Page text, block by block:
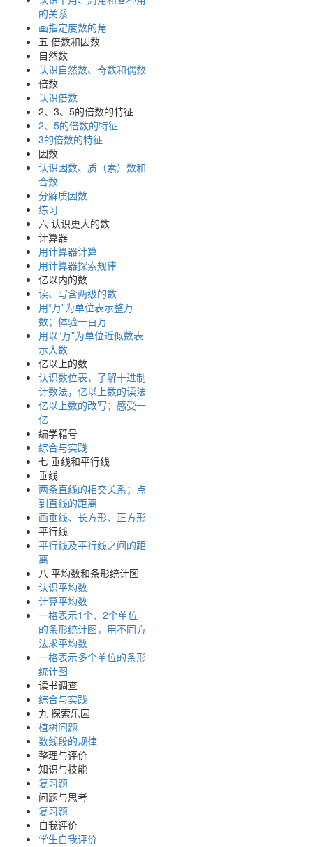
的关系
画指定度数的角
五 倍数和因数
自然数
认识自然数、奇数和偶数
倍数
认识倍数
2、3、5的倍数的特征
2、5的倍数的特征
3的倍数的特征
因数
认识因数、质（素）数和
合数
分解质因数
练习
六 认识更大的数
计算器
用计算器计算
用计算器探索规律
亿以内的数
读、写含两级的数
用“万”为单位表示整万
数；体验一百万
用以“万”为单位近似数表
示大数
亿以上的数
认识数位表，了解十进制
计数法，亿以上数的读法
亿以上数的改写；感受一
亿
编学籍号
综合与实践
七 垂线和平行线
垂线
两条直线的相交关系；点
到直线的距离
画垂线、长方形、正方形
平行线
平行线及平行线之间的距
离
八 平均数和条形统计图
认识平均数
计算平均数
一格表示1个、2个单位
的条形统计图，用不同方
法求平均数
一格表示多个单位的条形
统计图
读书调查
综合与实践
九 探索乐园
植树问题
数线段的规律
整理与评价
知识与技能
复习题
问题与思考
复习题
自我评价
学生自我评价